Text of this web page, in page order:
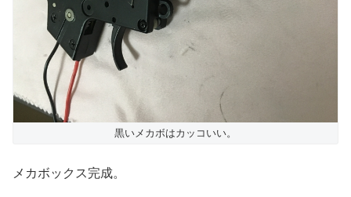
黒いメカボはカッコいい。
メカボックス完成。